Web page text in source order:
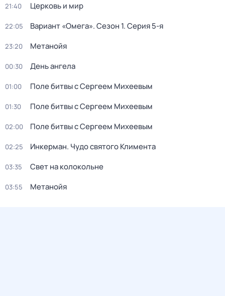
21:40 Церковь и мир
22:05 Вариант «Омега». Сезон 1. Серия 5-я
23:20 Метанойя
00:30 День ангела
01:00 Поле битвы с Сергеем Михеевым
01:30 Поле битвы с Сергеем Михеевым
02:00 Поле битвы с Сергеем Михеевым
02:25 Инкерман. Чудо святого Климента
03:35 Свет на колокольне
03:55 Метанойя